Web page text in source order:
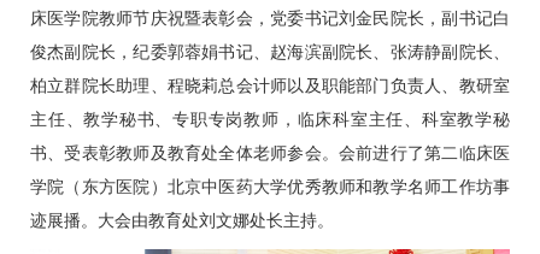
床医学院教师节庆祝暨表彰会，党委书记刘金民 院长，副书记白
俊杰副院长，纪委郭蓉娟书记、 赵海滨副院长、 张涛静副院长、
柏立群院长助理、程晓莉总会计师以及职能部门负责人、教研室
主任、教学秘书、专职专岗教师， 临床科室主任、科室教学秘
书、受表彰教师及教育处全体老师参会。会前进行了第二临床医
学院（东方医院）北京中医药大学优秀教师和教学名师工作坊事
迹展播。大会由教育处刘文娜处长主持。